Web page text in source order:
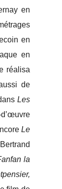
en
en
en
réalisa
de
Les
Le
la